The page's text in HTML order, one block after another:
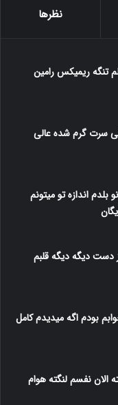
نظرها
تنگه ریمیکس رامین
سرت گرم شده عالی
بلدم اندازه تو میتونم
دست دیگه دیگه قلبم
بودم اگه میدیدم کامل
الان نفسم لنگته هوام